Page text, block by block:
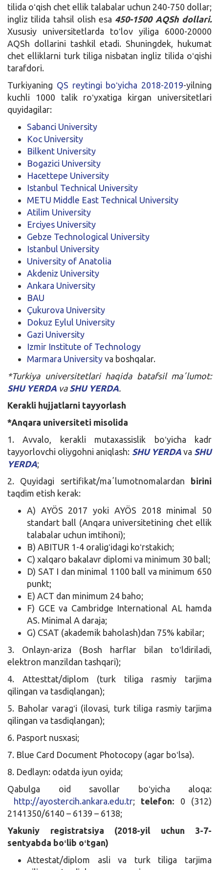
tilida oʻqish chet ellik talabalar uchun 240-750 dollar;
ingliz tilida tahsil olish esa 450-1500 AQSh dollari.
Xususiy universitetlarda toʻlov yiliga 6000-20000
AQSh dollarini tashkil etadi. Shuningdek, hukumat
chet elliklarni turk tiliga nisbatan ingliz tilida oʻqishi
tarafdori.
Turkiyaning QS reytingi boʻyicha 2018-2019-yilning
kuchli 1000 talik roʻyxatiga kirgan universitetlari
quyidagilar:
Sabanci University
Koc University
Bilkent University
Bogazici University
Hacettepe University
Istanbul Technical University
METU Middle East Technical University
Atilim University
Erciyes University
Gebze Technological University
Istanbul University
University of Anatolia
Akdeniz University
Ankara University
BAU
Çukurova University
Dokuz Eylul University
Gazi University
Izmir Institute of Technology
Marmara University va boshqalar.
*Turkiya universitetlari haqida batafsil maʼlumot:
SHU YERDA va SHU YERDA
Kerakli hujjatlarni tayyorlash
*Anqara universiteti misolida
1. Avvalo, kerakli mutaxassislik boʻyicha kadr
tayyorlovchi oliygohni aniqlash: SHU YERDAva SHU
YERDA;
2. Quyidagi sertifikat/maʼlumotnomalardan birini
taqdim etish kerak:
A) AYÖS 2017 yoki AYÖS 2018 minimal 50
standart ball (Anqara universitetining chet ellik
talabalar uchun imtihoni);
B) ABITUR 1-4 oraligʻidagi koʻrstakich;
C) xalqaro bakalavr diplomi va minimum 30 ball;
D) SAT I dan minimal 1100 ball va minimum 650
punkt;
E) ACT dan minimum 24 baho;
F) GCE va Cambridge International AL hamda
AS. Minimal A daraja;
G) CSAT (akademik baholash)dan 75% kabilar;
3. Onlayn-ariza (Bosh harflar bilan toʻldiriladi,
elektron manzildan tashqari);
4. Attesttat/diplom (turk tiliga rasmiy tarjima
qilingan va tasdiqlangan);
5. Baholar varagʻi (ilovasi, turk tiliga rasmiy tarjima
qilingan va tasdiqlangan);
6. Pasport nusxasi;
7. Blue Card Document Photocopy (agar boʻlsa).
8. Dedlayn: odatda iyun oyida;
Qabulga oid savollar boʻyicha aloqa:
http://ayostercih.ankara.edu.tr; telefon: 0 (312)
2141350/6140 – 6139 – 6138;
Yakuniy registratsiya (2018-yil uchun 3-7-
sentyabda boʻlib oʻtgan)
Attestat/diplom asli va turk tiliga tarjima